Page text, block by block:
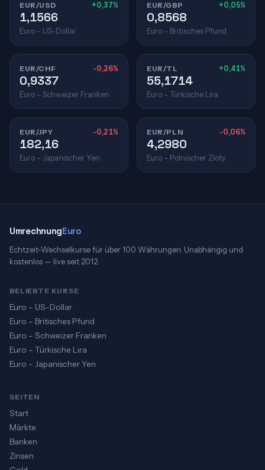
EUR/USD +0,37%
1,1566
Euro – US-Dollar
EUR/GBP +0,05%
0,8568
Euro – Britisches Pfund
EUR/CHF -0,26%
0,9337
Euro – Schweizer Franken
EUR/TL +0,41%
55,1714
Euro – Türkische Lira
EUR/JPY -0,21%
182,16
Euro – Japanischer Yen
EUR/PLN -0,06%
4,2980
Euro – Polnischer Zloty
UmrechnungEuro
Echtzeit-Wechselkurse für über 100 Währungen. Unabhängig und
kostenlos — live seit 2012.
BELIEBTE KURSE
Euro – US-Dollar
Euro – Britisches Pfund
Euro – Schweizer Franken
Euro – Türkische Lira
Euro – Japanischer Yen
SEITEN
Start
Märkte
Banken
Zinsen